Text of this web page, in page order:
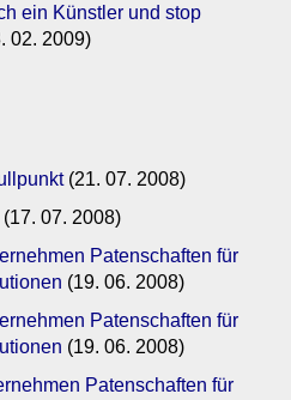
ein Künstler und stop
02. 2009)
(21. 07. 2008)
(17. 07. 2008)
Patenschaften für
(19. 06. 2008)
Patenschaften für
(19. 06. 2008)
Patenschaften für